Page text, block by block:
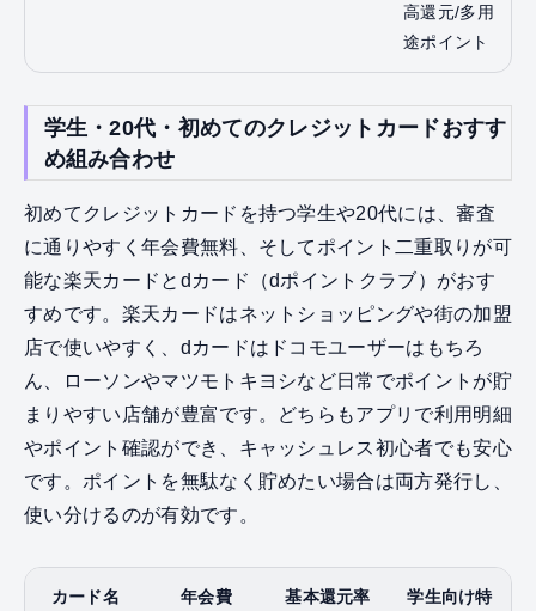
高還元/多用
途ポイント
学生・20代・初めてのクレジットカードおすす
め組み合わせ
初めてクレジットカードを持つ学生や20代には、審査
に通りやすく年会費無料、そしてポイント二重取りが可
能な楽天カードとdカード（dポイントクラブ）がおす
すめです。楽天カードはネットショッピングや街の加盟
店で使いやすく、dカードはドコモユーザーはもちろ
ん、ローソンやマツモトキヨシなど日常でポイントが貯
まりやすい店舗が豊富です。どちらもアプリで利用明細
やポイント確認ができ、キャッシュレス初心者でも安心
です。ポイントを無駄なく貯めたい場合は両方発行し、
使い分けるのが有効です。
カード名 年会費 基本還元率 学生向け特